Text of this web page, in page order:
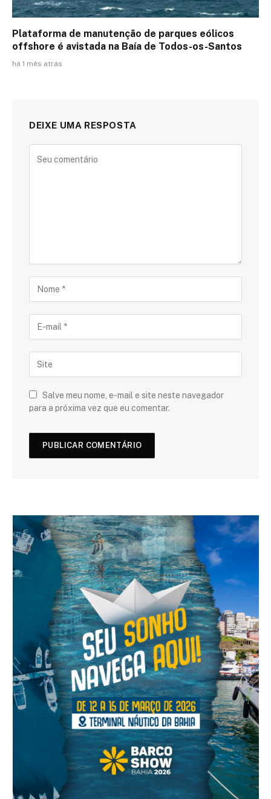
Plataforma de manutenção de parques eólicos
offshore é avistada na Baía de Todos-os-Santos
há 1 mês atrás
DEIXE UMA RESPOSTA
Salve meu nome, e-mail e site neste navegador
para a próxima vez que eu comentar.